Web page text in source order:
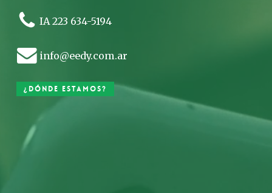
IA 223 634-5194
info@eedy.com.ar
¿Dónde estamos?